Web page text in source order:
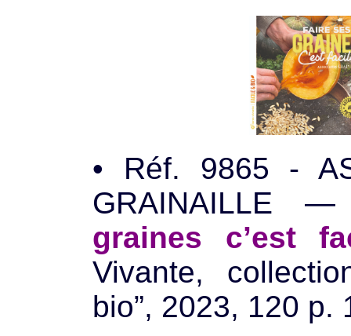
• Réf. 9865 -
GRAINAILLE
graines c’est
Vivante,
bio”, 2023, 120 p.